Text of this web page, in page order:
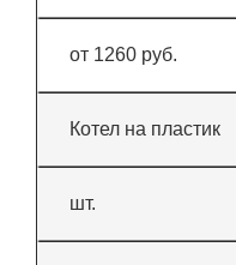
от 1260 руб.
Котел на пластик
шт.